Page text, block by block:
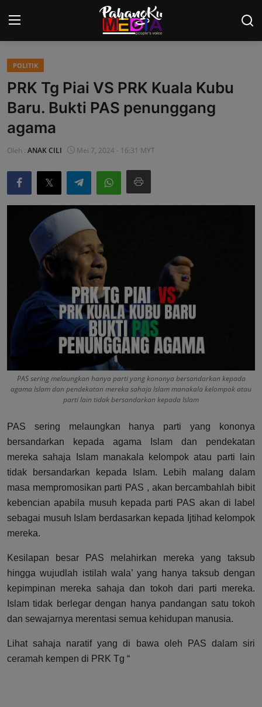
Laman Utama
Nasional
Politik
Gaya Hidup
Ekonomi
Sukan
Dunia
AOK Tahu Tak!
Hubungi Kami
POLITIK
PRK Tg Piai VS PRK Kuala Kubu
Baru. Bukti PAS penunggang
agama
Oleh : ANAK CILI Mei 7, 2024 - 16:31 MYT
PAS sering melaungkan hanya parti yang kononya bersandarkan kepada
agama Islam dan pendekatan mereka sahaja Islam manakala kelompok atau
parti lain tidak bersandarkan kepada Islam
PAS sering melaungkan hanya parti yang kononya
bersandarkan kepada agama Islam dan pendekatan
mereka sahaja Islam manakala kelompok atau parti lain
tidak bersandarkan kepada Islam. Lebih malang dalam
masa mempromosikan parti PAS , akan bercambahlah bibit
kebencian apabila musuh kepada parti PAS akan di label
sebagai musuh Islam berdasarkan kepada Ijtihad kelompok
mereka.
Kesilapan besar PAS melahirkan mereka yang taksub
hingga wujudlah istilah wala’ yang hanya taksub dengan
kepimpinan mereka sahaja dan tokoh dari parti mereka.
Islam tidak berlegar dengan hanya pandangan satu tokoh
dan sewajarnya merentasi semua kehidupan manusia.
Lihat sahaja naratif yang di bawa oleh PAS dalam siri
ceramah kempen di PRK Tg “